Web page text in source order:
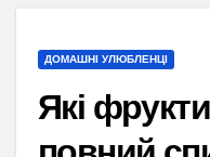
ДОМАШНІ УЛЮБЛЕНЦІ
Які